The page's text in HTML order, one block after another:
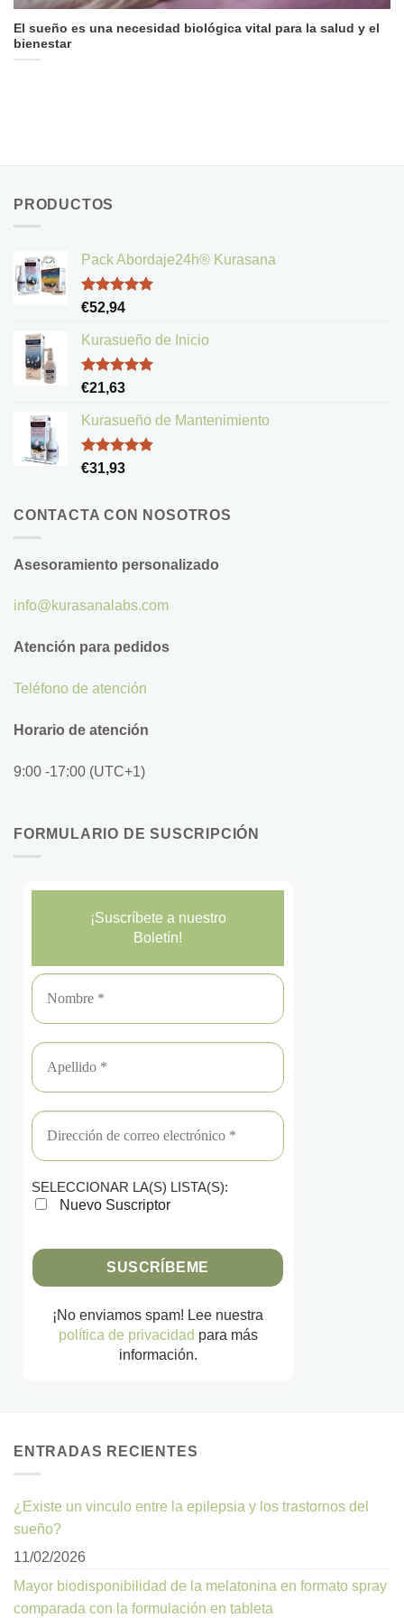
El sueño es una necesidad biológica vital para la salud y el
bienestar
PRODUCTOS
Pack Abordaje24h® Kurasana
Valorado
de 5
€52,94
Kurasueño de Inicio
Valorado
de 5
€21,63
Kurasueño de Mantenimiento
Valorado
€31,93
CONTACTA CON NOSOTROS
Asesoramiento personalizado
info@kurasanalabs.com
Atención para pedidos
Teléfono de atención
Horario de atención
9:00 -17:00 (UTC+1)
FORMULARIO DE SUSCRIPCIÓN
¡Suscríbete a nuestro
Boletín!
SELECCIONAR LA(S) LISTA(S):
Nuevo Suscriptor
¡No enviamos spam! Lee nuestra
política de privacidad para más
información.
ENTRADAS RECIENTES
¿Existe un vinculo entre la epilepsia y los trastornos del
sueño?
11/02/2026
Mayor biodisponibilidad de la melatonina en formato spray
comparada con la formulación en tableta